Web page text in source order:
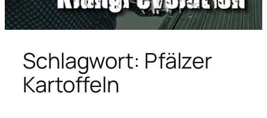
Schlagwort: Pfälzer
Kartoffeln